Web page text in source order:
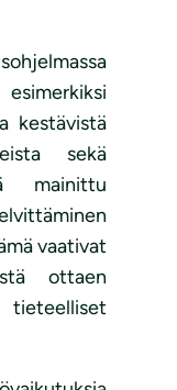
kestävistä
sekä
mainittu
vaativat
ottaen